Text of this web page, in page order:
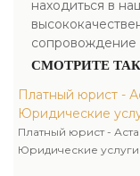
находиться в
сопровождение
СМОТРИТЕ
Платный юрист -
Юридические
Платный юрист -
Юридические услуги